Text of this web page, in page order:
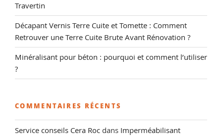
Travertin
Décapant Vernis Terre Cuite et Tomette : Comment
Retrouver une Terre Cuite Brute Avant Rénovation ?
Minéralisant pour béton : pourquoi et comment l’utiliser
?
COMMENTAIRES RÉCENTS
Service conseils Cera Roc dans Imperméabilisant